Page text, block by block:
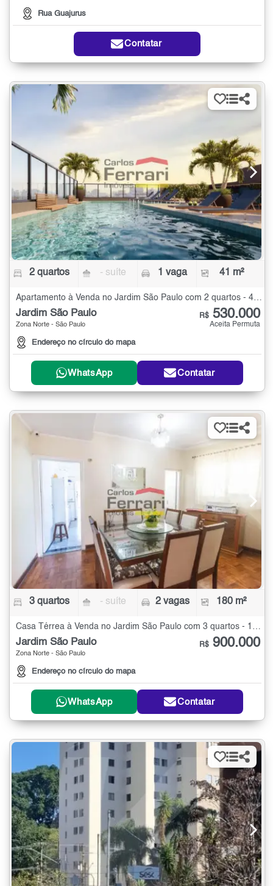
Rua Guajurus
Contatar
2 quartos - suíte 1 vaga 41 m²
Apartamento à Venda no Jardim São Paulo com 2 quartos - 41 m²
Jardim São Paulo
Zona Norte - São Paulo
Endereço no círculo do mapa
R$ 530.000
Aceita Permuta
WhatsApp Contatar
3 quartos - suíte 2 vagas 180 m²
Casa Térrea à Venda no Jardim São Paulo com 3 quartos - 180 m²
Jardim São Paulo
Zona Norte - São Paulo
Endereço no círculo do mapa
R$ 900.000
WhatsApp Contatar